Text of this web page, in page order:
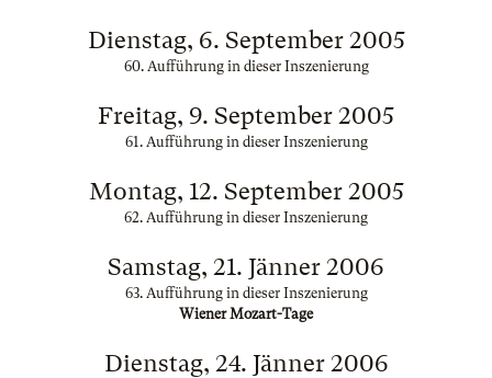
Dienstag, 6. September 2005
60. Aufführung in dieser Inszenierung
Freitag, 9. September 2005
61. Aufführung in dieser Inszenierung
Montag, 12. September 2005
62. Aufführung in dieser Inszenierung
Samstag, 21. Jänner 2006
63. Aufführung in dieser Inszenierung
Wiener Mozart-Tage
Dienstag, 24. Jänner 2006